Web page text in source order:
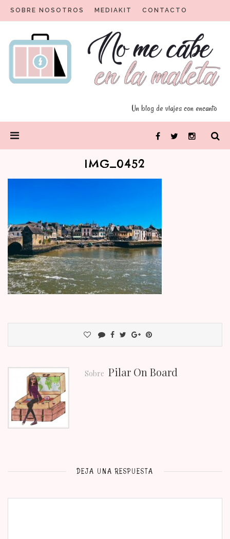
SOBRE NOSOTROS MEDIAKIT CONTACTO
Un blog de viajes con encanto
No me cabe en la maleta
Un blog para viajeros con encanto
FacebookTwitter Instagram
IMG_0452
Sobre Pilar On Board
DEJA UNA RESPUESTA